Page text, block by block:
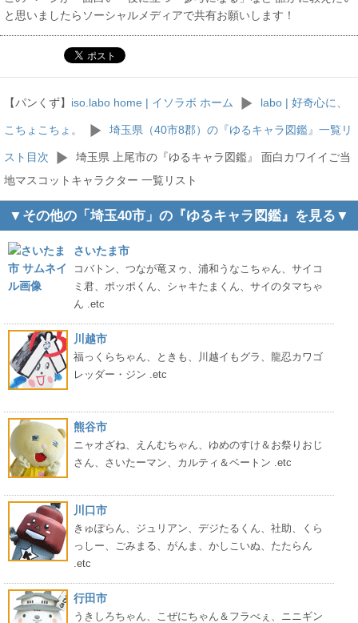
と思いましたらソーシャルメディアで共有お願いします！
【パンくず】 iso.labo home | イソラボ ホーム labo | 好奇心に、
こちょこちょ。 埼玉県（40市8郡）の『ゆるキャラ図鑑』一覧リ
スト目次
埼玉県 上尾市の『ゆるキャラ図鑑』 面白カワイイご当
地マスコットキャラクター 一覧リスト
▼その他の「埼玉40市」の『ゆるキャラ図鑑』を見る▼
さいたま市
コバトン、つなが竜ヌゥ、浦和うなこちゃん、サイコ
ミ君、ポッポくん、シャキたまくん、サイのタマちゃ
ん .etc
川越市
福っくらちゃん、ときも、川越イもグラ、龍忍カワゴ
レッダー・ジン .etc
熊谷市
ニャオざね、えんむちゃん、ゆめのすけ＆お祭りおじ
さん、さいたーマン、カルティ＆ベートン .etc
川口市
きゅぽらん、ジュリアン、デジたるくん、社助、くら
っしー、ごみまる、がんま、かしこいぬ、たたらん
.etc
行田市
うきしろちゃん、こぜにちゃん＆フラべぇ、ニニギン